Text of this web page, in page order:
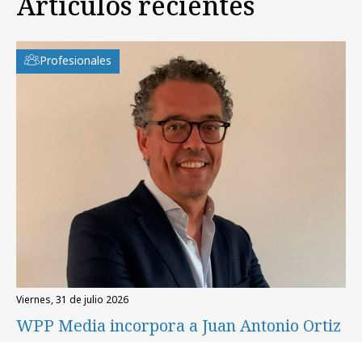
Profesionales
viernes, 31 de julio 2026
WPP Media incorpora a Juan Antonio Ortiz